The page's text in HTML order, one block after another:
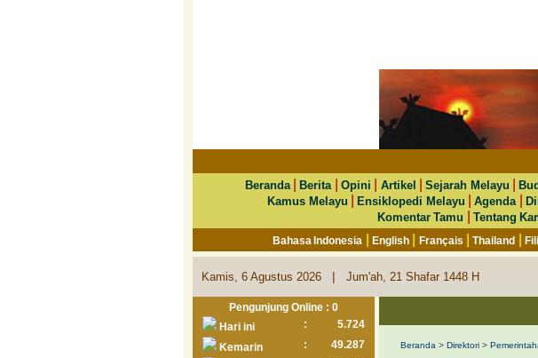
Beranda|Berita Opini Artikel |Sejarah Melayu |
Kamus Melayu
|Ensiklopedi Melayu |Agenda |
Komentar Tamu
|Tentang
Bahasa Indonesia |English Français |Thailand |
Kamis, 6 Agustus 2026 | Jum'ah, 21 Shafar 1448 H
Pengunjung Online : 0
Hari ini
:
5.724
Kemarin
:
49.287
Beranda > Direktori >